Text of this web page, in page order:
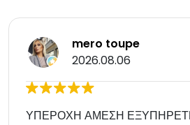
mero toupe
2026.08.06
ΥΠΕΡΟΧΗ ΑΜΕΣΗ